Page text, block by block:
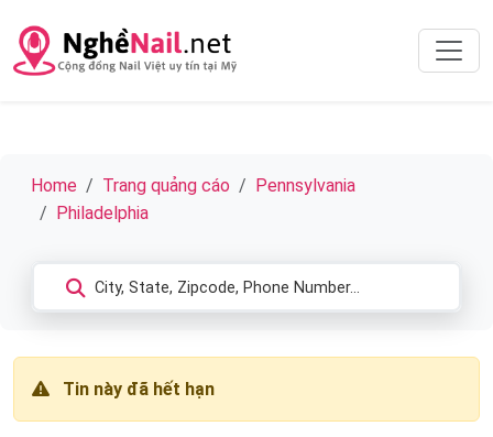
Home Trang quảng cáo
Pennsylvania
Philadelphia
Tin này đã hết hạn